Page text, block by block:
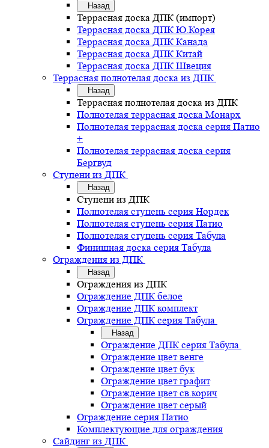
Назад
Террасная доска ДПК (импорт)
Террасная доска ДПК Ю.Корея
Террасная доска ДПК Канада
Террасная доска ДПК Китай
Террасная доска ДПК Швеция
Террасная полнотелая доска из ДПК
Назад
Террасная полнотелая доска из ДПК
Полнотелая террасная доска Монарх
Полнотелая террасная доска серия Патио
+
Полнотелая террасная доска серия
Бергвуд
Ступени из ДПК
Назад
Ступени из ДПК
Полнотелая ступень серия Нордек
Полнотелая ступень серия Патио
Полнотелая ступень серия Табула
Финишная доска серия Табула
Ограждения из ДПК
Назад
Ограждения из ДПК
Ограждение ДПК белое
Ограждение ДПК комплект
Ограждение ДПК серия Табула
Назад
Ограждение ДПК серия Табула
Ограждение цвет венге
Ограждение цвет бук
Ограждение цвет графит
Ограждение цвет св.корич
Ограждение цвет серый
Ограждение серия Патио
Комплектующие для ограждения
Сайдинг из ДПК